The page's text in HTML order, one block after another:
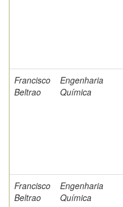
Francisco
Beltrao
Engenharia
Química
Francisco
Beltrao
Engenharia
Química